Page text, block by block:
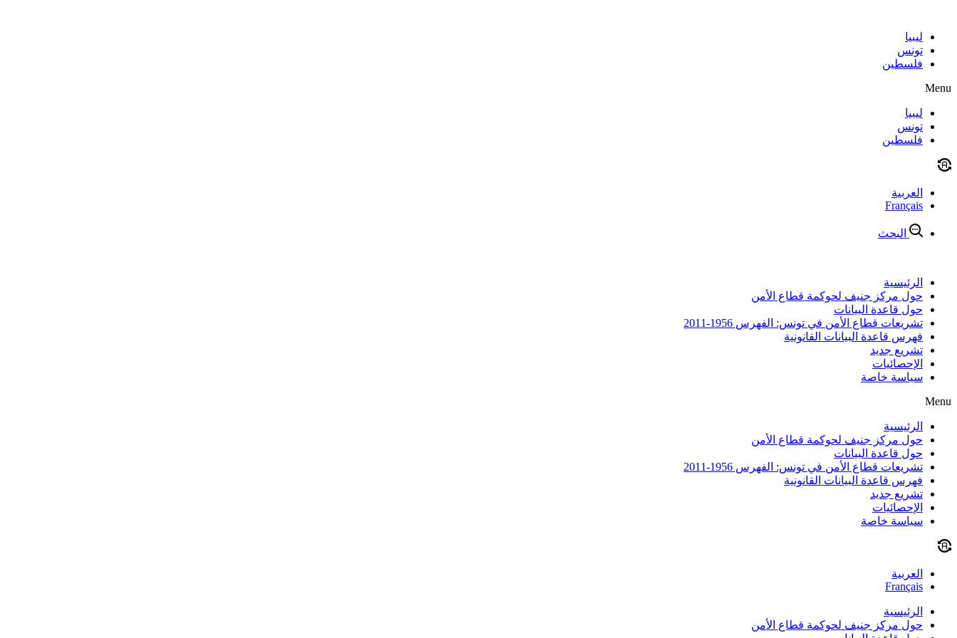
contentليبيا
تونس
فلسطين
Menu
ليبيا
تونس
فلسطين
العربية
Français
البحث
الرئيسية
حول مركز جنيف لحوكمة قطاع الأمن
حول قاعدة البيانات
تشريعات قطاع الأمن في تونس: الفهرس 1956-2011
فهرس قاعدة البيانات القانونية
تشريع جديد
الإحصائيات
سياسة خاصة
Menu
الرئيسية
حول مركز جنيف لحوكمة قطاع الأمن
حول قاعدة البيانات
تشريعات قطاع الأمن في تونس: الفهرس 1956-2011
فهرس قاعدة البيانات القانونية
تشريع جديد
الإحصائيات
سياسة خاصة
العربية
Français
الرئيسية
حول مركز جنيف لحوكمة قطاع الأمن